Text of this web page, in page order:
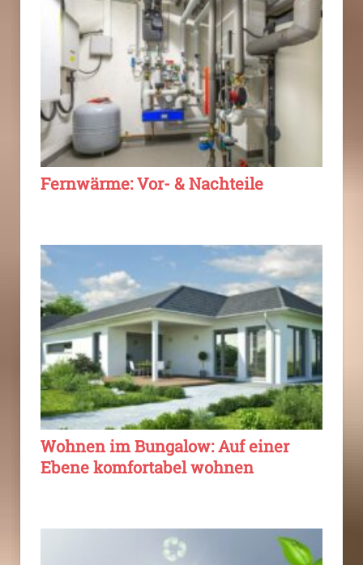
Fernwärme: Vor- & Nachteile
Wohnen im Bungalow: Auf einer
Ebene komfortabel wohnen